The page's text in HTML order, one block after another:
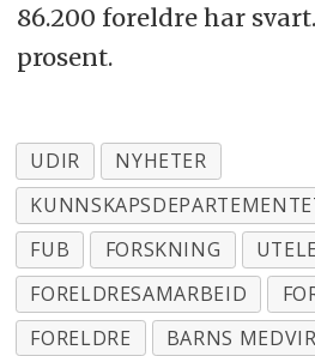
86.200 foreldre har
prosent.
UDIR
NYHETER
FUB
FORSKNING
FORELDRESAMARBEID
FORELDRE
BARNS